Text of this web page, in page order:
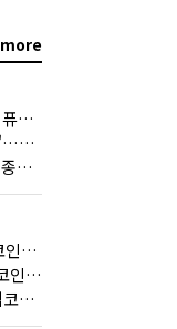
more
비밀 편지의 자물쇠, 양자 컴퓨터가 연다
'마그네슘 되고 칼슘 안되고'…다음 'AI 요약' 갈 길은
테마파크에 요양원까지…이종사업 눈독 들이는 게임사
700억 절감·경영권 유지…코인원의 '영리한 딜'
유가 급등·제도화 난항에…코인 또 '멈칫'
거래·시세 '뚝'…잊혀진 게임코인들